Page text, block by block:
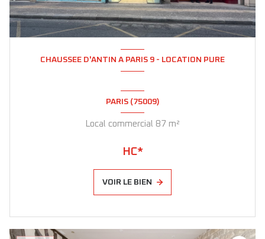
CHAUSSEE D'ANTIN A PARIS 9 - LOCATION PURE
PARIS (75009)
Local commercial 87 m²
HC*
VOIR LE BIEN